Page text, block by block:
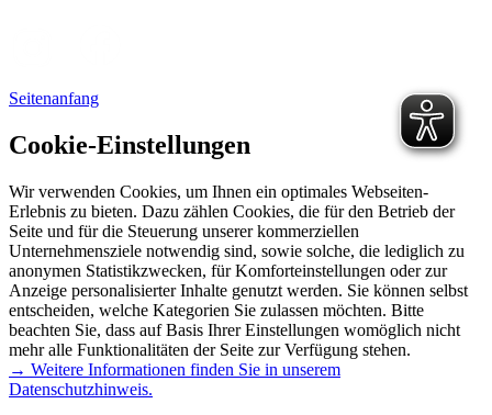
Seitenanfang
Cookie-Einstellungen
Wir verwenden Cookies, um Ihnen ein optimales Webseiten-
Erlebnis zu bieten. Dazu zählen Cookies, die für den Betrieb der
Seite und für die Steuerung unserer kommerziellen
Unternehmensziele notwendig sind, sowie solche, die lediglich zu
anonymen Statistikzwecken, für Komforteinstellungen oder zur
Anzeige personalisierter Inhalte genutzt werden. Sie können selbst
entscheiden, welche Kategorien Sie zulassen möchten. Bitte
beachten Sie, dass auf Basis Ihrer Einstellungen womöglich nicht
mehr alle Funktionalitäten der Seite zur Verfügung stehen.
→ Weitere Informationen finden Sie in unserem
Datenschutzhinweis.